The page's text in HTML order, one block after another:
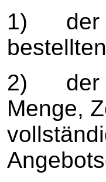
1) der
2) der
Menge,